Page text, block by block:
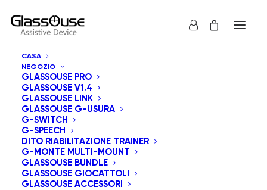
CASA
NEGOZIO
GLASSOUSE PRO
GLASSOUSE V1.4
GLASSOUSE LINK
GLASSOUSE G-USURA
G-SWITCH
G-SPEECH
DITO RIABILITAZIONE TRAINER
G-MONTE MULTI-MOUNT
GLASSOUSE BUNDLE
GLASSOUSE GIOCATTOLI
GLASSOUSE ACCESSORI
IL MIO ACCOUNT
Hai perso la password? Inserisci il tuo nome utente o l'indirizzo email.
Riceverai tramite email un link per generarne una nuova.
Nome utente o indirizzo email